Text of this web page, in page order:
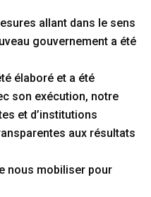
allant dans le sens
gouvernement a été
élaboré et a été
son exécution, notre
et d’institutions
aux résultats
nous mobiliser pour